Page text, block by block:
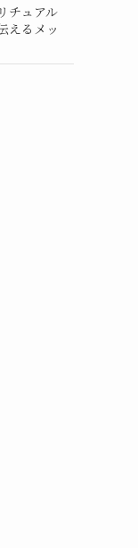
チュアル
えるメッ